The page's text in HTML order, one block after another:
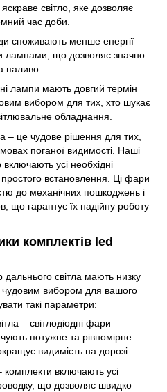
світло, яке дозволяє
час доби.
споживають менше енергії
лампами, що дозволяє значно
паливо.
лампи мають довгий термін
вибором для тих, хто шукає
обладнання.
– це чудове рішення для тих,
поганої видимості. Наші
усі необхідні
встановлення. Ці фари
до механічних пошкоджень і
що гарантує їх надійну роботу
комплектів led
світла мають низку
чудовим вибором для вашого
такі параметри:
– світлодіодні фари
потужне та рівномірне
видимість на дорозі.
включають усі
що дозволяє швидко